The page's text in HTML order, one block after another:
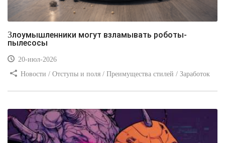
Злоумышленники могут взламывать роботы-
пылесосы
20-июл-2026
Новости / Отступы и поля / Преимущества стилей / Заработок